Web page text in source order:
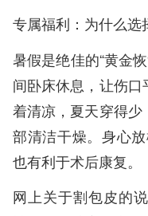
专属福利：为什么选
暑假是绝佳的“黄金
间卧床休息，让伤
着清凉，夏天穿得
部清洁干燥。身心
也有利于术后康复。
网上关于割包皮的